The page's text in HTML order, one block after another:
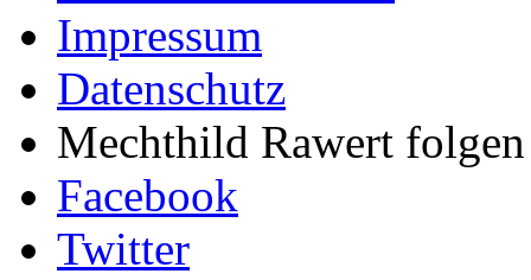
Impressum
Datenschutz
Mechthild Rawert
Facebook
Twitter